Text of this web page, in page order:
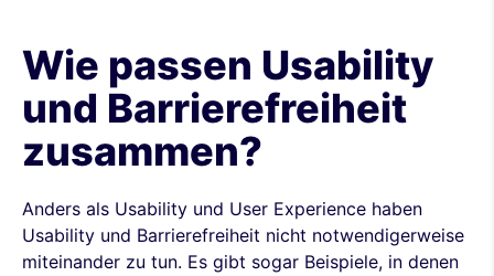
Wie passen Usability
und Barrierefreiheit
zusammen?
Anders als Usability und User Experience haben
Usability und Barrierefreiheit nicht notwendigerweise
miteinander zu tun. Es gibt sogar Beispiele, in denen